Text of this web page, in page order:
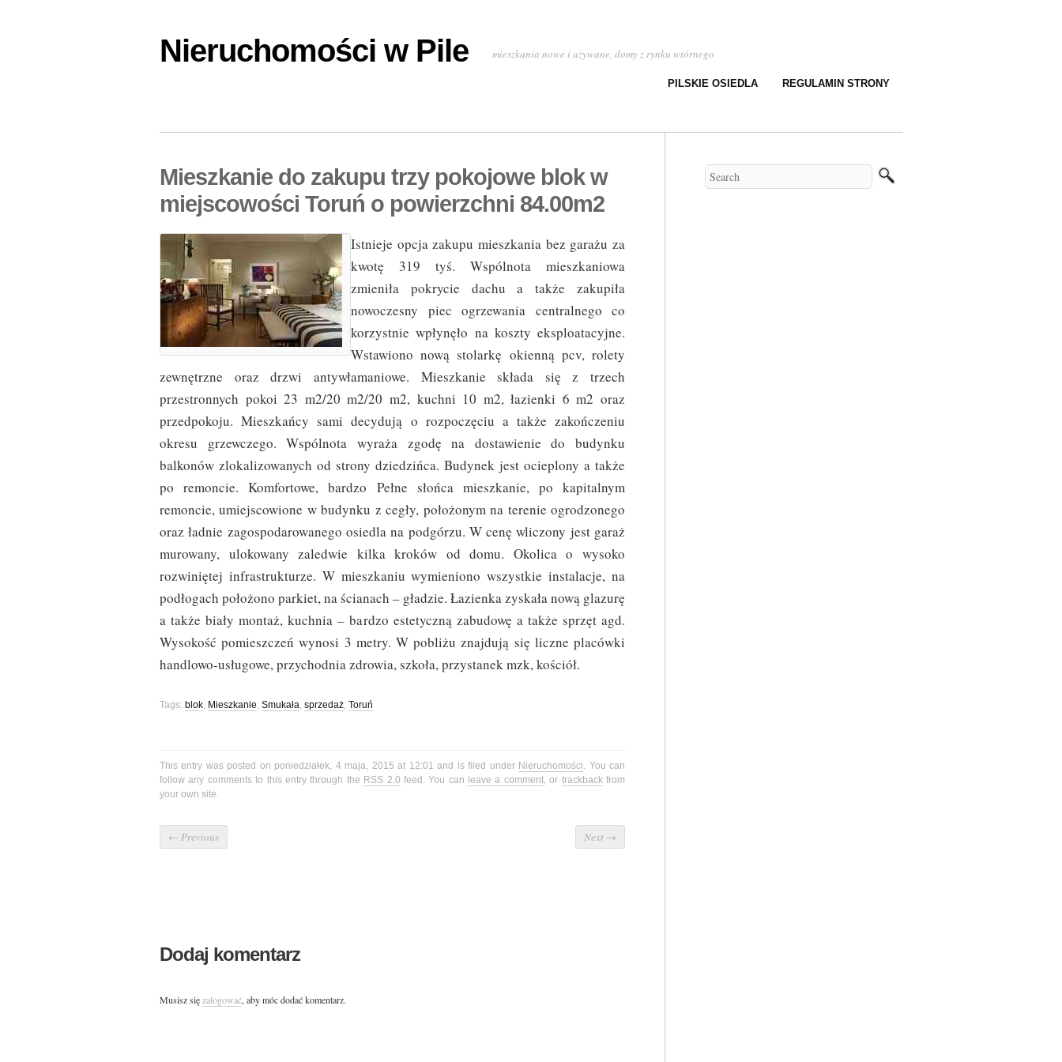
Nieruchomości w Pile mieszkania nowe i używane, domy z rynku wtórnego
PILSKIE OSIEDLA REGULAMIN STRONY
Mieszkanie do zakupu trzy pokojowe blok w
miejscowości Toruń o powierzchni 84.00m2
Istnieje opcja zakupu mieszkania bez garażu za
kwotę 319 tyś. Wspólnota mieszkaniowa
zmieniła pokrycie dachu a także zakupiła
nowoczesny piec ogrzewania centralnego co
korzystnie wpłynęło na koszty eksploatacyjne.
Wstawiono nową stolarkę okienną pcv, rolety
zewnętrzne oraz drzwi antywłamaniowe. Mieszkanie składa się z trzech
przestronnych pokoi 23 m2/20 m2/20 m2, kuchni 10 m2, łazienki 6 m2 oraz
przedpokoju. Mieszkańcy sami decydują o rozpoczęciu a także zakończeniu
okresu grzewczego. Wspólnota wyraża zgodę na dostawienie do budynku
balkonów zlokalizowanych od strony dziedzińca. Budynek jest ocieplony a także
po remoncie. Komfortowe, bardzo Pełne słońca mieszkanie, po kapitalnym
remoncie, umiejscowione w budynku z cegły, położonym na terenie ogrodzonego
oraz ładnie zagospodarowanego osiedla na podgórzu. W cenę wliczony jest garaż
murowany, ulokowany zaledwie kilka kroków od domu. Okolica o wysoko
rozwiniętej infrastrukturze. W mieszkaniu wymieniono wszystkie instalacje, na
podłogach położono parkiet, na ścianach – gładzie. Łazienka zyskała nową glazurę
a także biały montaż, kuchnia – bardzo estetyczną zabudowę a także sprzęt agd.
Wysokość pomieszczeń wynosi 3 metry. W pobliżu znajdują się liczne placówki
handlowo-usługowe, przychodnia zdrowia, szkoła, przystanek mzk, kościół.
Tags: blok, Mieszkanie, Smukała, sprzedaż, Toruń
This entry was posted on poniedziałek, 4 maja, 2015 at 12:01 and is filed under Nieruchomości. You can
follow any comments to this entry through the RSS 2.0 feed. You can leave a comment, or trackbackfrom
your own site.
← Previous Next →
Dodaj komentarz
Musisz sięzalogować, aby móc dodać komentarz.